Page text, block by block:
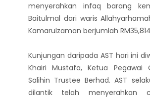
menyerahkan infaq barang
Baitulmal dari waris
Kamarulzaman berjumlah
Kunjungan daripada AST hari ini
Khairi Mustafa, Ketua Pegawai
Salihin Trustee Berhad. AST
dilantik telah menyerahkan